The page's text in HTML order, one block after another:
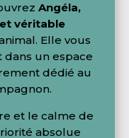
Angéla,
véritable
Elle vous
un espace
dédié au
et le calme de
absolue